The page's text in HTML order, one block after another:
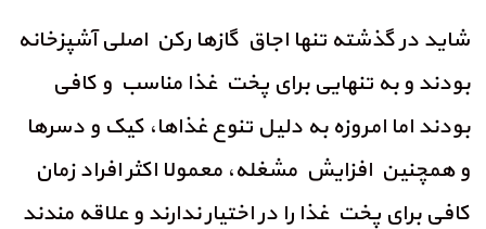
شاید در گذشته تنها اجاق گازها رکن اصلی آشپزخانه
بودند و به تنهایی برای پخت غذا مناسب و کافی
بودند اما امروزه به دلیل تنوع غذاها، کیک و دسرها
و همچنین افزایش مشغله، معمولا اکثر افراد زمان
کافی برای پخت غذا را در اختیار ندارند و علاقه مندند